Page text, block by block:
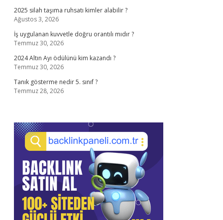
2025 silah taşıma ruhsatı kimler alabilir ?
Ağustos 3, 2026
İş uygulanan kuvvetle doğru orantılı mıdır ?
Temmuz 30, 2026
2024 Altın Ayı ödülünü kim kazandı ?
Temmuz 30, 2026
Tanık gösterme nedir 5. sınıf ?
Temmuz 28, 2026